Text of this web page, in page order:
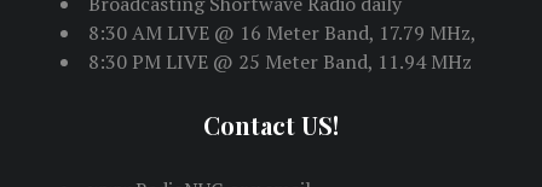
8:30 AM LIVE @ 16 Meter Band, 17.79 MHz,
8:30 PM LIVE @ 25 Meter Band, 11.94 MHz
Contact US!